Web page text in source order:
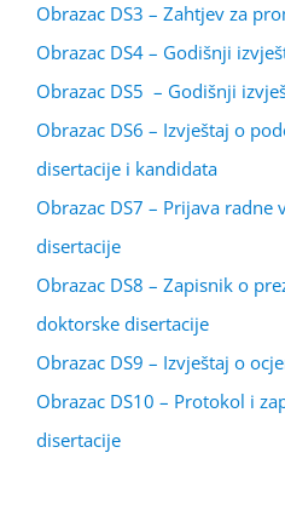
Obrazac DS3 – Zahtjev za
Obrazac DS4 – Godišnji
Obrazac DS5 – Godišnji
Obrazac DS6 – Izvještaj o
disertacije i kandidata
Obrazac DS7 – Prijava radne
disertacije
Obrazac DS8 – Zapisnik o
doktorske disertacije
Obrazac DS9 – Izvještaj o
Obrazac DS10 – Protokol i
disertacije